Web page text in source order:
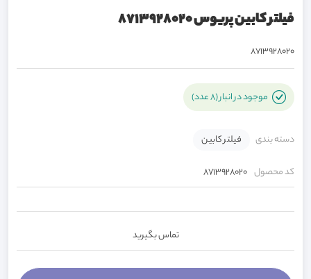
فیلتر کابین پریوس 8713928020
8713928020
موجود در انبار (8 عدد)
دسته بندی فیلتر کابین
کد محصول 8713928020
تماس بگیرید